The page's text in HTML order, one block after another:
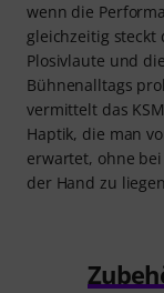
wenn die
gleichzeitig steckt
Plosivlaute und
Bühnenalltags
vermittelt das
Haptik, die man
erwartet, ohne
der Hand zu